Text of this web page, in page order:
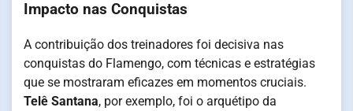
Impacto nas Conquistas
A contribuição dos treinadores foi decisiva nas
conquistas do Flamengo, com técnicas e estratégias
que se mostraram eficazes em momentos cruciais.
Telê Santana, por exemplo, foi o arquétipo da